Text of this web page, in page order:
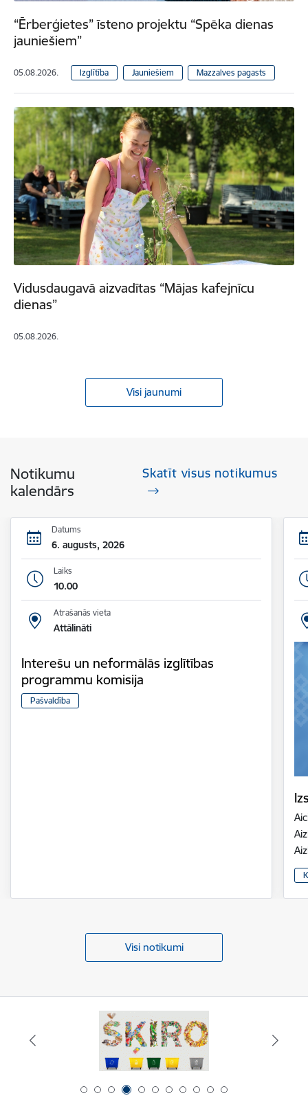
“Ērberģietes” īsteno projektu “Spēka dienas
jauniešiem”
05.08.2026. Izglītība Jauniešiem Mazzalves pagasts
Vidusdaugavā aizvadītas “Mājas kafejnīcu
dienas”
05.08.2026.
Visi jaunumi
Notikumu
kalendārs
Skatīt visus notikumus
Datums
6. augusts, 2026
Laiks
10.00
Atrašanās vieta
Attālināti
Interešu un neformālās izglītības
programmu komisija
Pašvaldība
Visi notikumi